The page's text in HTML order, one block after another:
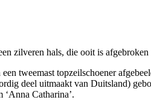
zilveren hals, die ooit is
tweemast topzeilschoener
deel uitmaakt van Duitsland)
‘Anna Catharina’.